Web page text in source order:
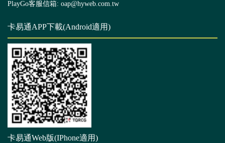
PlayGo客服信箱: oap@hyweb.com.tw
卡易通APP下載(Android適用)
卡易通Web版(IPhone適用)